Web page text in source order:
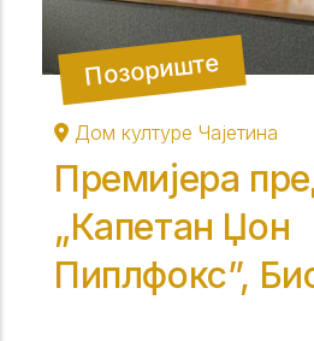
Позориште
Дом културе Чајетина
Премијера
„Капетан Џон
Пиплфокс”,